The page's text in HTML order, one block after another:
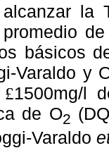
la
básicos
Varaldo y
£1500mg/l
de O2
Varaldo